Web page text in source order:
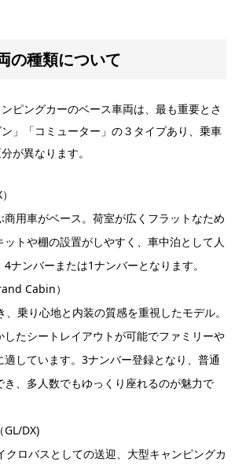
の種類について
ピングカーのベース車両は、最も重要とさ
」「コミューター」の３タイプあり、乗車
が異なります。
商用車がベース。荷室が広くフラットなため
ットや棚の設置がしやすく、車中泊として人
ナンバーまたは1ナンバーとなります。
Cabin）
、乗り心地と内装の質感を重視したモデル。
したシートレイアウトが可能でファミリーや
適しています。3ナンバー登録となり、普通
き、多人数でもゆっくり座れるのが魅力で
GL/DX)
クロバスとしての送迎、大型キャンピングカ